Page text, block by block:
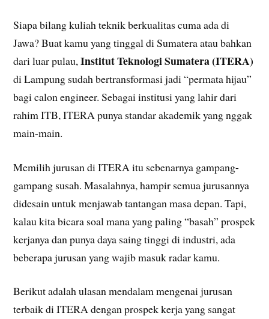
Siapa bilang kuliah teknik berkualitas cuma ada di
Jawa? Buat kamu yang tinggal di Sumatera atau bahkan
dari luar pulau,Institut Teknologi Sumatera (ITERA)
di Lampung sudah bertransformasi jadi “permata hijau”
bagi calon engineer. Sebagai institusi yang lahir dari
rahim ITB, ITERA punya standar akademik yang nggak
main-main.
Memilih jurusan di ITERA itu sebenarnya gampang-
gampang susah. Masalahnya, hampir semua jurusannya
didesain untuk menjawab tantangan masa depan. Tapi,
kalau kita bicara soal mana yang paling “basah” prospek
kerjanya dan punya daya saing tinggi di industri, ada
beberapa jurusan yang wajib masuk radar kamu.
Berikut adalah ulasan mendalam mengenai jurusan
terbaik di ITERA dengan prospek kerja yang sangat